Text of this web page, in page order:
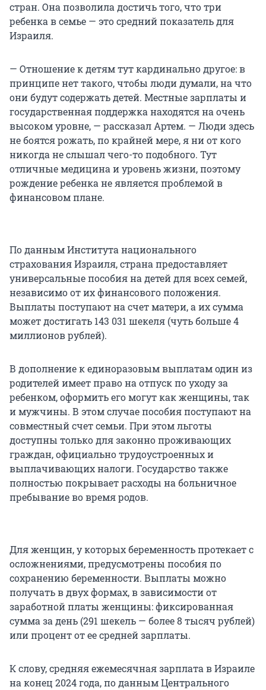
стран. Она позволила достичь того, что три
ребенка в семье — это средний показатель для
Израиля.
— Отношение к детям тут кардинально другое: в
принципе нет такого, чтобы люди думали, на что
они будут содержать детей. Местные зарплаты и
государственная поддержка находятся на очень
высоком уровне, — рассказал Артем. — Люди здесь
не боятся рожать, по крайней мере, я ни от кого
никогда не слышал чего-то подобного. Тут
отличные медицина и уровень жизни, поэтому
рождение ребенка не является проблемой в
финансовом плане.
По данным Института национального
страхования Израиля, страна предоставляет
универсальные пособия на детей для всех семей,
независимо от их финансового положения.
Выплаты поступают на счет матери, а их сумма
может достигать 143 031 шекеля (чуть больше 4
миллионов рублей).
В дополнение к единоразовым выплатам один из
родителей имеет право на отпуск по уходу за
ребенком, оформить его могут как женщины, так
и мужчины. В этом случае пособия поступают на
совместный счет семьи. При этом льготы
доступны только для законно проживающих
граждан, официально трудоустроенных и
выплачивающих налоги. Государство также
полностью покрывает расходы на больничное
пребывание во время родов.
Для женщин, у которых беременность протекает с
осложнениями, предусмотрены пособия по
сохранению беременности. Выплаты можно
получать в двух формах, в зависимости от
заработной платы женщины: фиксированная
сумма за день (291 шекель — более 8 тысяч рублей)
или процент от ее средней зарплаты.
К слову, средняя ежемесячная зарплата в Израиле
на конец 2024 года, по данным Центрального